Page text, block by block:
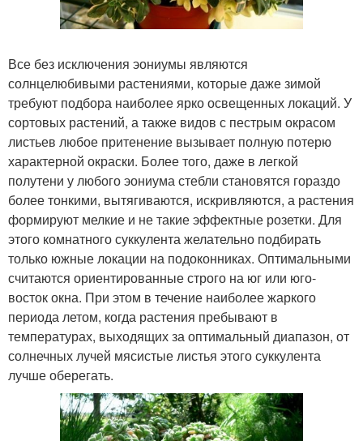
Все без исключения эониумы являются
солнцелюбивыми растениями, которые даже зимой
требуют подбора наиболее ярко освещенных локаций. У
сортовых растений, а также видов с пестрым окрасом
листьев любое притенение вызывает полную потерю
характерной окраски. Более того, даже в легкой
полутени у любого эониума стебли становятся гораздо
более тонкими, вытягиваются, искривляются, а растения
формируют мелкие и не такие эффектные розетки. Для
этого комнатного суккулента желательно подбирать
только южные локации на подоконниках. Оптимальными
считаются ориентированные строго на юг или юго-
восток окна. При этом в течение наиболее жаркого
периода летом, когда растения пребывают в
температурах, выходящих за оптимальный диапазон, от
солнечных лучей мясистые листья этого суккулента
лучше оберегать.